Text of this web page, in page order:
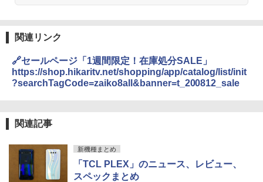
関連リンク
🔗セールページ「1週間限定！在庫処分SALE」
https://shop.hikaritv.net/shopping/app/catalog/list/init
?searchTagCode=zaiko8all&banner=t_200812_sale
関連記事
新機種まとめ
「TCL PLEX」のニュース、レビュー、
スペックまとめ